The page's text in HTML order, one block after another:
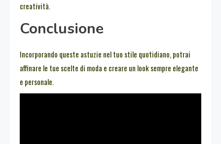
creatività.
Conclusione
Incorporando queste astuzie nel tuo stile quotidiano, potrai
affinare le tue scelte di moda e creare un look sempre elegante
e personale.